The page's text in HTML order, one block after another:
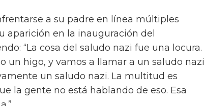
a su padre en línea múltiples
aparición en la inauguración del
“La cosa del saludo nazi fue una locura.
un higo, y vamos a llamar a un saludo nazi
un saludo nazi. La multitud es
la gente no está hablando de eso. Esa